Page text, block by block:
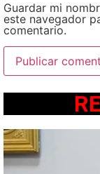
Guardar mi
este navegador
comentario.